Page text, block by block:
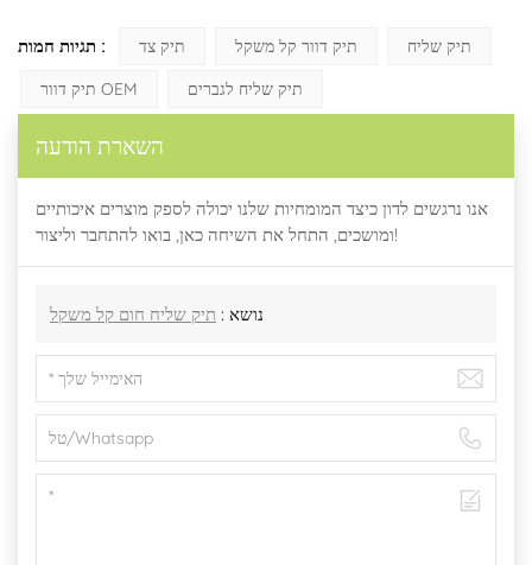
תגיות חמות : תיק צד תיק דוור קל משקל
תיק שליח
תיק דוור OEM
תיק שליח לגברים
השארת הודעה
אנו נרגשים לדון כיצד המומחיות שלנו יכולה לספק מוצרים איכותיים
ומושכים, התחל את השיחה כאן, בואו להתחבר וליצור!
נושא : תיק שליח חום קל משקל